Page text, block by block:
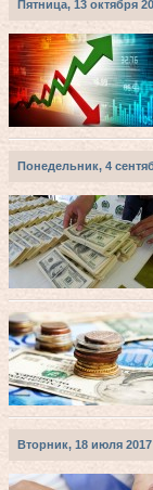
Пятница, 13 октября
Понедельник, 4
Вторник, 18 июля 2017